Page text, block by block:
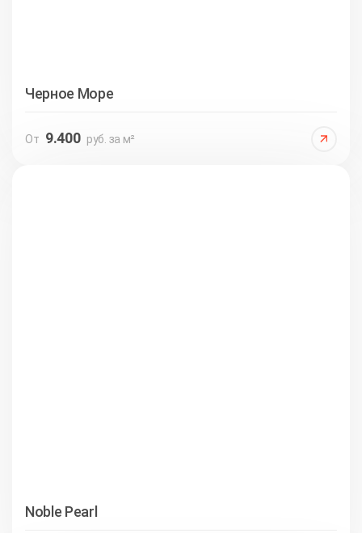
Черное Море
От 9.400 руб. за м²
Noble Pearl